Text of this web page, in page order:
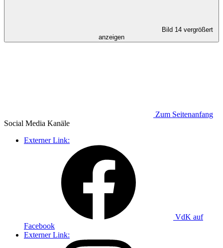
Bild 14 vergrößert
anzeigen
Zum Seitenanfang
Social Media Kanäle
Externer Link:
VdK auf
Facebook
Externer Link: